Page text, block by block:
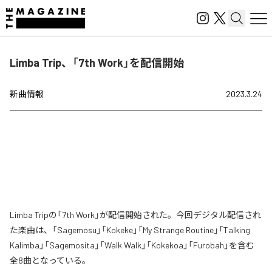
Limba Trip、「7th Work」を配信開始
新曲情報 2023.3.24
Limba Tripの「7th Work」が配信開始された。今回デジタル配信され
た楽曲は、「Sagemosu」「Kokeke」「My Strange Routine」「Talking
Kalimba」「Sagemosita」「Walk Walk」「Kokekoa」「Furobah」を含む
全8曲となっている。